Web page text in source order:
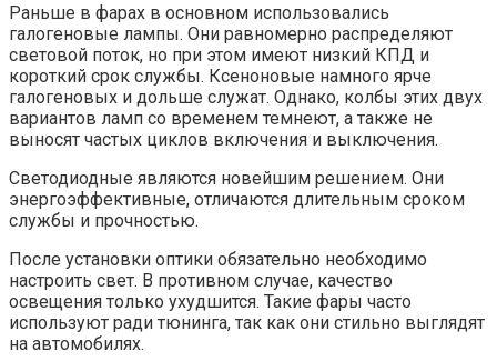
Раньше в фарах в основном использовались
галогеновые лампы. Они равномерно распределяют
световой поток, но при этом имеют низкий КПД и
короткий срок службы. Ксеноновые намного ярче
галогеновых и дольше служат. Однако, колбы этих двух
вариантов ламп со временем темнеют, а также не
выносят частых циклов включения и выключения.
Светодиодные являются новейшим решением. Они
энергоэффективные, отличаются длительным сроком
службы и прочностью.
После установки оптики обязательно необходимо
настроить свет. В противном случае, качество
освещения только ухудшится. Такие фары часто
используют ради тюнинга, так как они стильно выглядят
на автомобилях.